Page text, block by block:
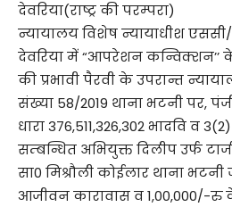
देवरिया(राष्ट्र की परम्परा)
न्यायालय विशेष न्यायाधीश
देवरिया में “आपरेशन
की प्रभावी पैरवी के उपरान्त
संख्या 58/2019 थाना भटनी पर,
धारा 376,511,326,302 भादवि व
सम्बन्धित अभियुक्त दिलीप उर्फ
सा0 मिश्रौली कोईलार थाना
आजीवन कारावास व 1,00,000/-रु